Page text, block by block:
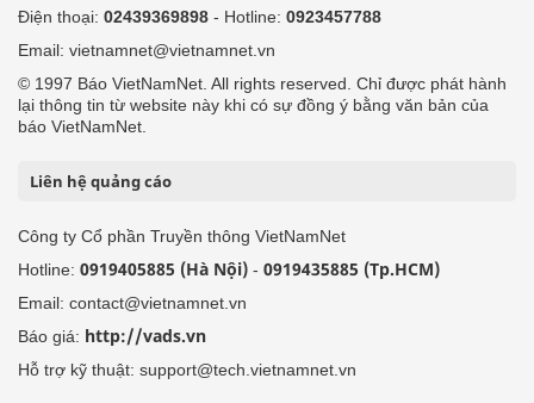
Điện thoại: 02439369898 - Hotline: 0923457788
Email: vietnamnet@vietnamnet.vn
© 1997 Báo VietNamNet. All rights reserved. Chỉ được phát hành
lại thông tin từ website này khi có sự đồng ý bằng văn bản của
báo VietNamNet.
Liên hệ quảng cáo
Công ty Cổ phần Truyền thông VietNamNet
Hotline: 0919405885 (Hà Nội) - 0919435885 (Tp.HCM)
Email: contact@vietnamnet.vn
Báo giá: http://vads.vn
Hỗ trợ kỹ thuật: support@tech.vietnamnet.vn